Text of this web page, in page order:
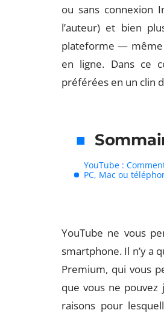
ou sans connexion
l’auteur) et bien
plateforme — même
en ligne. Dans ce
préférées en un clin
YouTube :
PC, Mac ou
YouTube ne vous
smartphone. Il n’y a
Premium, qui vous
que vous ne pouvez
raisons pour